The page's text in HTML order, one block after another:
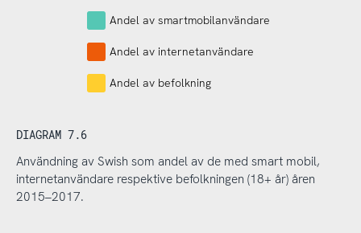
Andel av smartmobilanvändare
Andel av internetanvändare
Andel av befolkning
DIAGRAM 7.6
Användning av Swish som andel av de med smart mobil,
internetanvändare respektive befolkningen (18+ år) åren
2015–2017.